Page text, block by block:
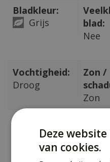
Bladkleur:
Grijs
blad:
Nee
Vochtigheid:
Droog
Zon /
Zon
Hoogte in
Nee
Deze
van cookies.